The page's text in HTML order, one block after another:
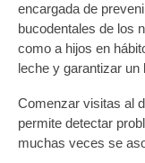
encargada de
bucodentales de los
como a hijos en
leche y garantizar un
Comenzar visitas al
permite detectar
muchas veces se